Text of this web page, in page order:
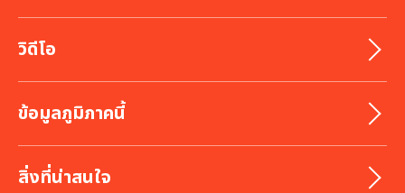
วิดีโอ
ข้อมูลภูมิภาคนี้
สิ่งที่น่าสนใจ